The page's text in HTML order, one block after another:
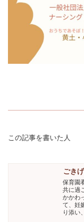
この記事を書いた人
ごき
保育園
共に過
かかわ
て、妊
り添い